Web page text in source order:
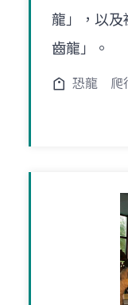
龍」，以及
齒龍」。
恐龍 爬